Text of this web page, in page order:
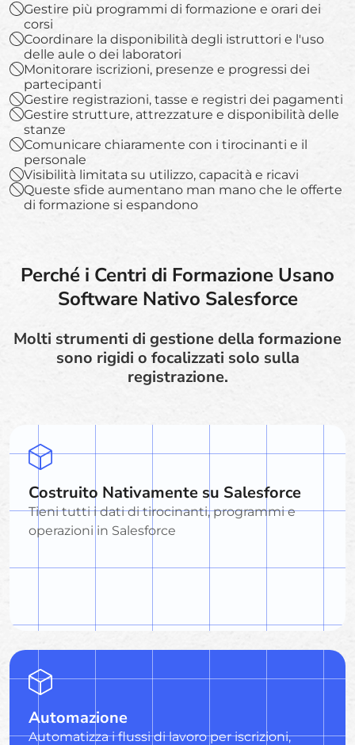
Gestire più programmi di formazione e orari dei
corsi
Coordinare la disponibilità degli istruttori e l'uso
delle aule o dei laboratori
Monitorare iscrizioni, presenze e progressi dei
partecipanti
Gestire registrazioni, tasse e registri dei pagamenti
Gestire strutture, attrezzature e disponibilità delle
stanze
Comunicare chiaramente con i tirocinanti e il
personale
Visibilità limitata su utilizzo, capacità e ricavi
Queste sfide aumentano man mano che le offerte
di formazione si espandono
Perché i Centri di Formazione Usano
Software Nativo Salesforce
Molti strumenti di gestione della formazione
sono rigidi o focalizzati solo sulla
registrazione.
Costruito Nativamente su Salesforce
Tieni tutti i dati di tirocinanti, programmi e
operazioni in Salesforce
Automazione
Automatizza i flussi di lavoro per iscrizioni,